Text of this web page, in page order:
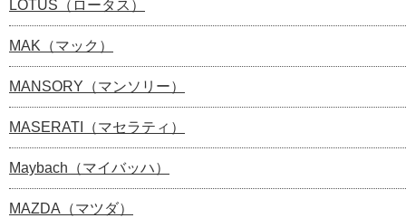
LOTUS（ロータス）
MAK（マック）
MANSORY（マンソリー）
MASERATI（マセラティ）
Maybach（マイバッハ）
MAZDA（マツダ）